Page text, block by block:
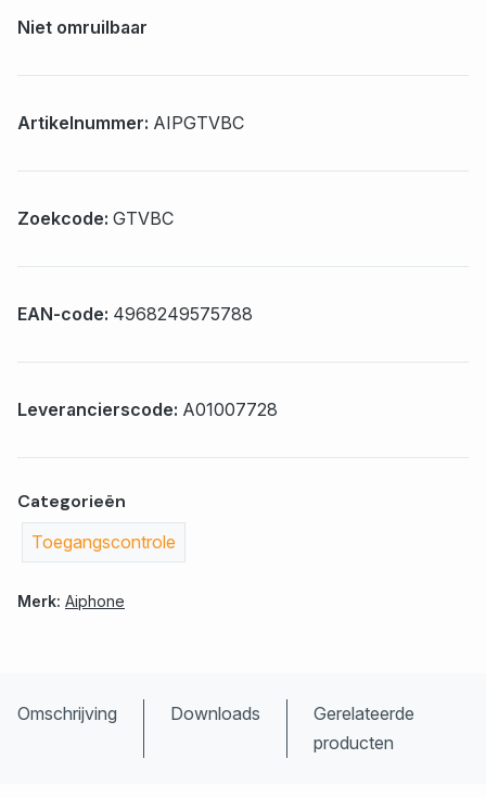
Niet omruilbaar
Artikelnummer: AIPGTVBC
Zoekcode: GTVBC
EAN-code: 4968249575788
Leverancierscode: A01007728
Categorieën
Toegangscontrole
Merk: Aiphone
Omschrijving Downloads
Gerelateerde
producten